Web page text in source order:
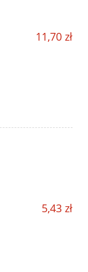
11,70 zł
5,43 zł